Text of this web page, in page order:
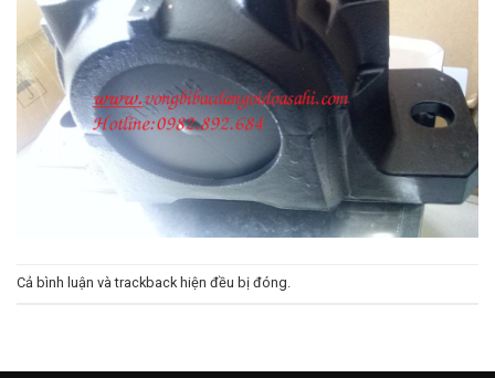
Cả bình luận và trackback hiện đều bị đóng.